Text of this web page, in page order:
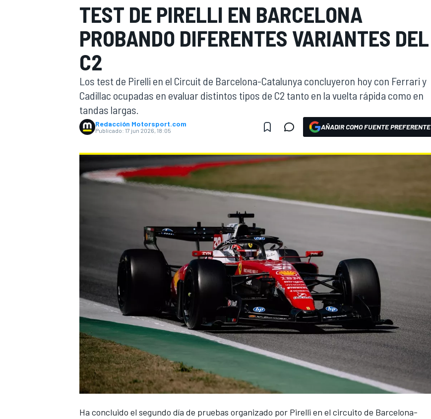
FÓRMULA E MOTO
NASCAR INDYCAR
TEST DE PIRELLI EN BARCELONA
PROBANDO DIFERENTES VARIANTES DEL
C2
Los test de Pirelli en el Circuit de Barcelona-Catalunya concluyeron hoy con Ferrari y
Cadillac ocupadas en evaluar distintos tipos de C2 tanto en la vuelta rápida como en
tandas largas.
Redacción Motorsport.com
Publicado: 17 jun 2026, 18:05 AÑADIR COMO FUENTE PREFERENTE
Ha concluido el segundo día de pruebas organizado por Pirelli en el circuito de Barcelona-